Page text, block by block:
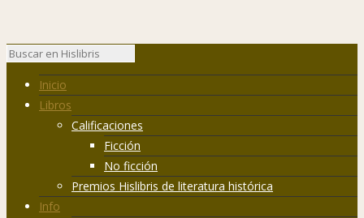
Inicio
Libros
Calificaciones
Ficción
No ficción
Premios Hislibris de literatura histórica
Info